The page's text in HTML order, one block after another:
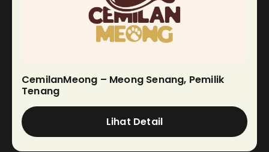
CemilanMeong – Meong Senang, Pemilik
Tenang
Lihat Detail